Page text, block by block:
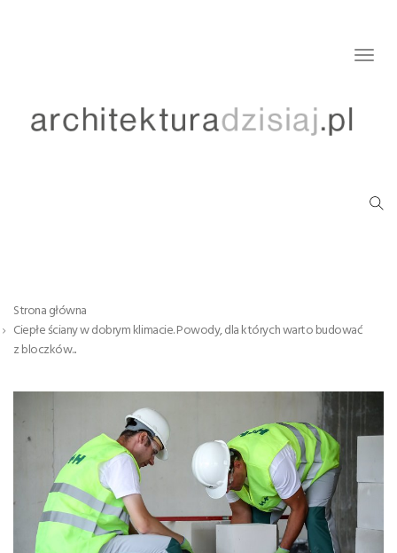
Strona główna
Ciepłe ściany w dobrym klimacie. Powody, dla których warto budować
z bloczków...